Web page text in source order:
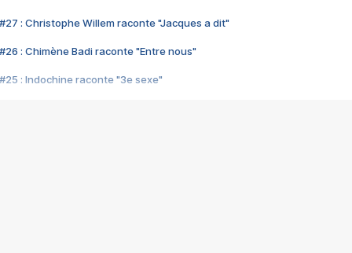
#27 : Christophe Willem raconte "Jacques a dit"
#26 : Chimène Badi raconte "Entre nous"
#25 : Indochine raconte "3e sexe"